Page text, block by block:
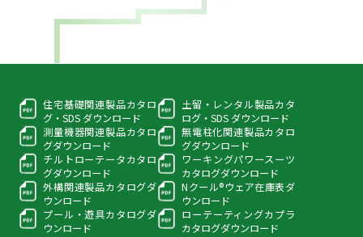
住宅基礎関連製品カタロ
グ・SDS ダウンロード
土留・レンタル製品カタ
ログ・ SDS ダウンロード
測量機器関連製品カタロ
グダウンロード
無電柱化関連製品カタロ
グダウンロード
チルトローテータカタロ
グダウンロード
ワーキングパワースーツ
カタログダウンロード
外構関連製品カタログダ
ウンロード
Nクール®ウェア在庫表ダ
ウンロード
プール・遊具カタログダ
ウンロード
ローテーティングカプラ
カタログダウンロード